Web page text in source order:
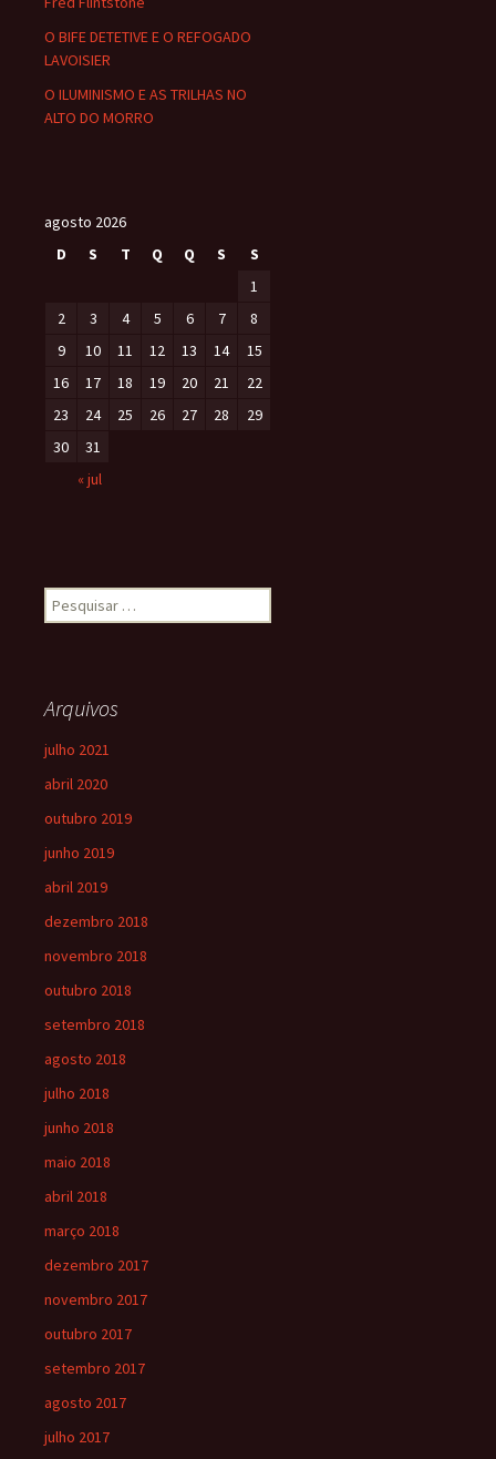
O BIFE DETETIVE E O REFOGADO
LAVOISIER
O ILUMINISMO E AS TRILHAS NO
ALTO DO MORRO
agosto 2026
D
S T Q Q S
S
1
2
3 4 5 6 7
8
9
10 11 12 13 14
15
16
17 18 19 20 21
22
23
24 25 26 27 28
29
30
31
« jul
Arquivos
julho 2021
abril 2020
outubro 2019
junho 2019
abril 2019
dezembro 2018
novembro 2018
outubro 2018
setembro 2018
agosto 2018
julho 2018
junho 2018
maio 2018
abril 2018
março 2018
dezembro 2017
novembro 2017
outubro 2017
setembro 2017
agosto 2017
julho 2017